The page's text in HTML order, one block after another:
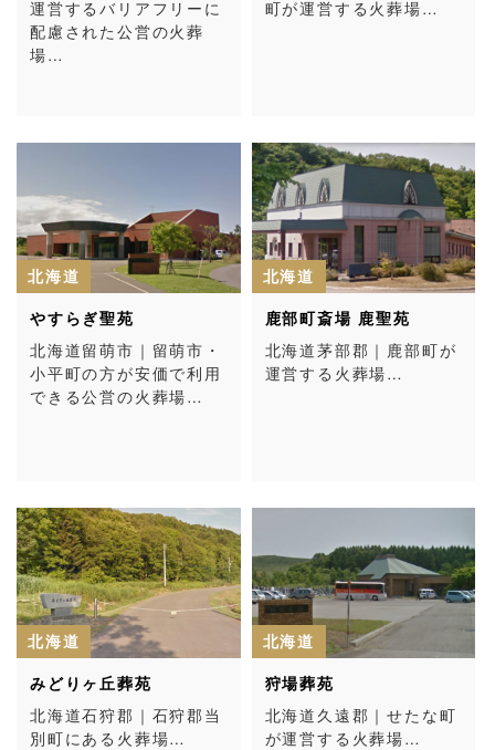
運営するバリアフリーに
配慮された公営の火葬
場…
町が運営する火葬場…
北海道
やすらぎ聖苑
北海道留萌市｜留萌市・
小平町の方が安価で利用
できる公営の火葬場…
北海道
鹿部町斎場 鹿聖苑
北海道茅部郡｜鹿部町が
運営する火葬場…
北海道
みどりヶ丘葬苑
北海道石狩郡｜石狩郡当
別町にある火葬場…
北海道
狩場葬苑
北海道久遠郡｜せたな町
が運営する火葬場…